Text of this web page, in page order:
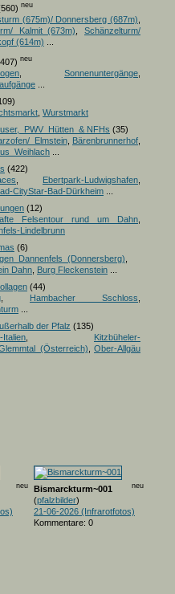
neu
(675m)/ Donnersberg (687m)
Kalmit_(673m)
Schänzelturm/
(614m)
neu
Sonnenuntergänge
Wurstmarkt
NFHs (35)
_Elmstein, Bärenbrunnerhof
(422)
Ebertpark-Ludwigshafen
CityStar-Bad-Dürkheim
(12)
Felsentour rund um Dahn
Lindelbrunn
(6)
Dahn Burg Fleckenstein
(44)
Hambacher Sschloss
der Pfalz (135)
Italien
Kitzbüheler-
Ober-Allgäu
neu Bismarckturm~001 neu
(pfalzbilder)
21-06-2026 (Infrarotfotos)
Kommentare: 0